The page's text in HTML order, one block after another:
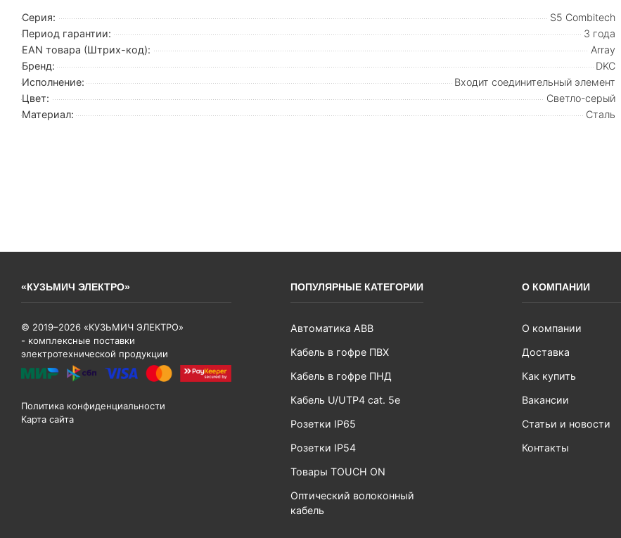
Серия:
S5 Combitech
Период гарантии:
3 года
EAN товара (Штрих-код):
Array
Бренд:
DKC
Исполнение:
Входит соединительный элемент
Цвет:
Светло-серый
Материал:
Сталь
«КУЗЬМИЧ ЭЛЕКТРО»
© 2019–2026 «КУЗЬМИЧ ЭЛЕКТРО»
- комплексные поставки
электротехнической продукции
Политика конфиденциальности
Карта сайта
ПОПУЛЯРНЫЕ КАТЕГОРИИ
Автоматика ABB
Кабель в гофре ПВХ
Кабель в гофре ПНД
Кабель U/UTP4 cat. 5e
Розетки IP65
Розетки IP54
Товары TOUCH ON
Оптический волоконный
кабель
О КОМПАНИИ
О компании
Доставка
Как купить
Вакансии
Статьи и новости
Контакты